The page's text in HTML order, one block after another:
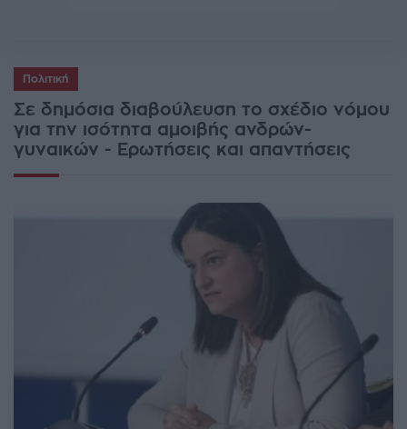
Πολιτική
Σε δημόσια διαβούλευση το σχέδιο νόμου
για την ισότητα αμοιβής ανδρών-
γυναικών - Ερωτήσεις και απαντήσεις